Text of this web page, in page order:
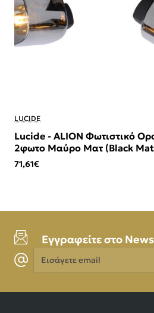
LUCIDE
Lucide - ALION Φωτιστικό
2φωτο Μαύρο Ματ (Black
(Smoke)
71,61€
Εγγραφείτε στο
Εισάγετε
email